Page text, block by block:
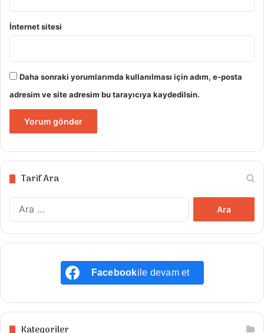
İnternet sitesi
Daha sonraki yorumlarımda kullanılması için adım, e-posta
adresim ve site adresim bu tarayıcıya kaydedilsin.
Tarif Ara
Facebookile devam et
Kategoriler